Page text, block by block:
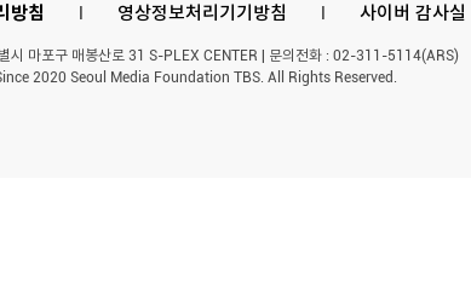
방침 l 영상정보처리기기방침 l 사이버 감사실
시 마포구 매봉산로 31 S-PLEX CENTER | 문의전화 : 02-311-5114(ARS)
2020 Seoul Media Foundation TBS. All Rights Reserved.